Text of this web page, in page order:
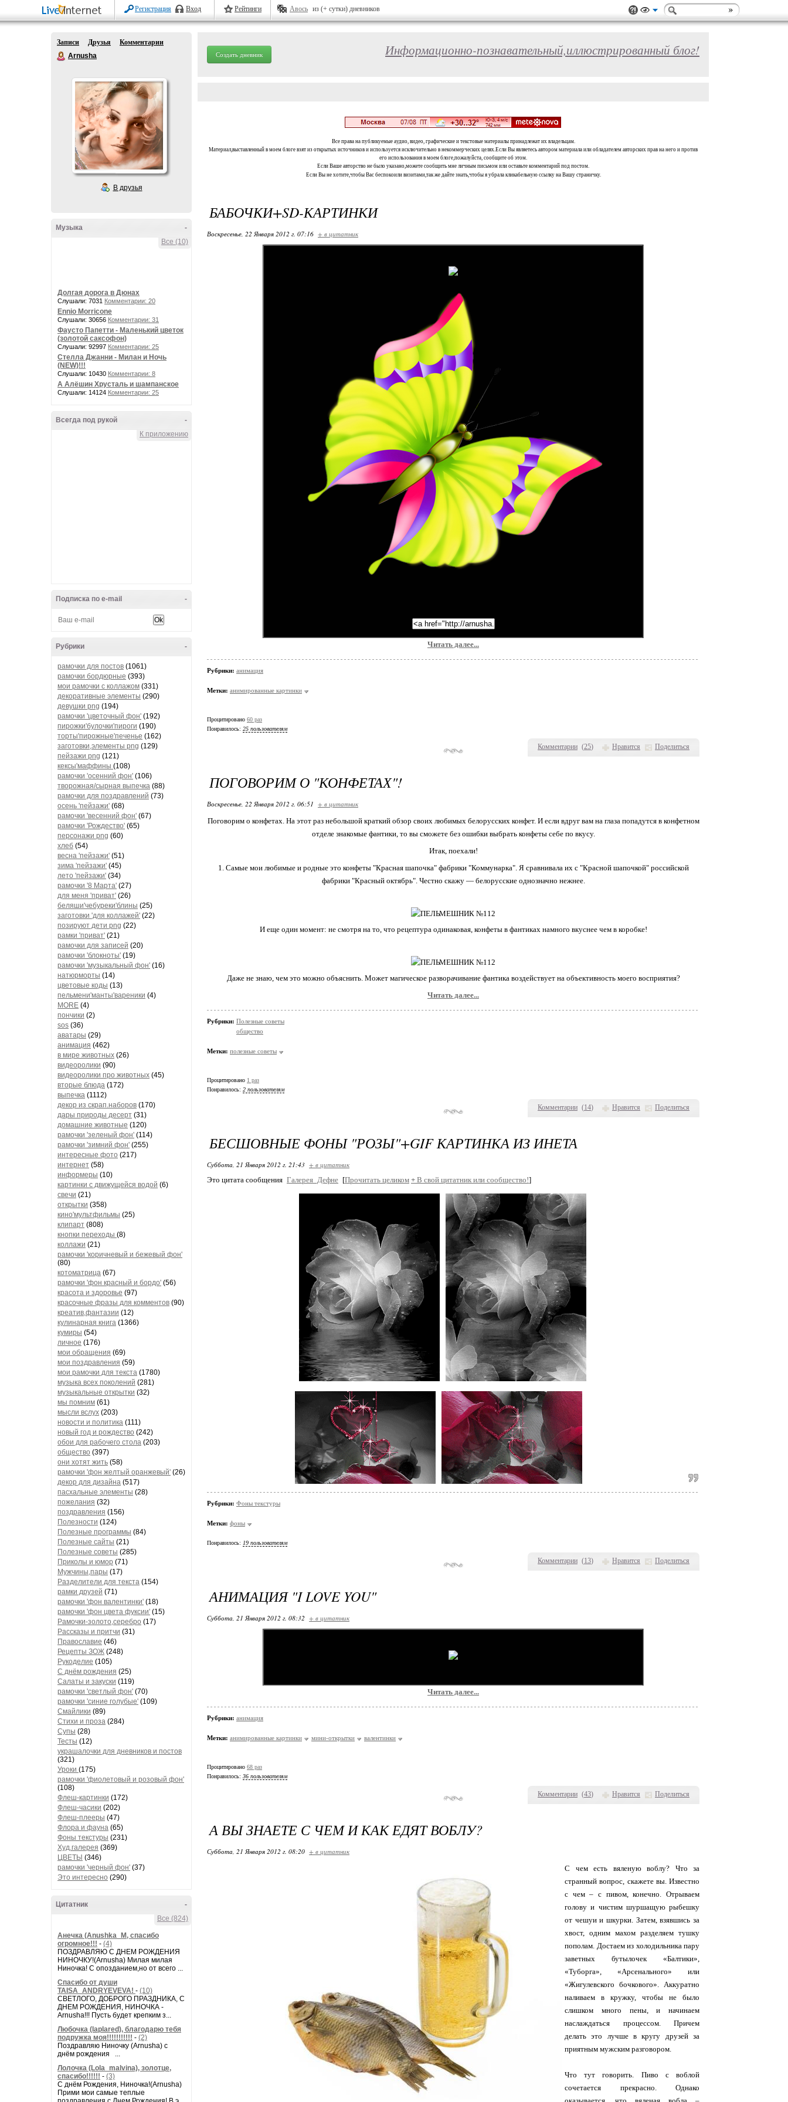
Регистрация Вход Рейтинги Авось из (+ сутки) дневников
Записи Друзья
Комментарии
Arnusha
В друзья
-
Музыка
Все (10)
Долгая дорога в Дюнах
Слушали: 7031 Комментарии: 20
Ennio Morricone
Слушали: 30656 Комментарии: 31
Фаусто Папетти - Маленький цветок
(золотой саксофон)
Слушали: 92997 Комментарии: 25
Стелла Джанни - Милан и Ночь
(NEW)!!!
Слушали: 10430 Комментарии: 8
А Алёшин Хрусталь и шампанское
Слушали: 14124 Комментарии: 25
-
Всегда под рукой
К приложению
-
Подписка по e-mail
-
Рубрики
рамочки для постов (1061)
рамочки бордюрные (393)
мои рамочки с коллажом (331)
декоративные элементы (290)
девушки png (194)
рамочки 'цветочный фон' (192)
пирожки'булочки'пироги (190)
торты'пирожные'печенье (162)
заготовки,элементы png (129)
пейзажи png (121)
кексы'маффины (108)
рамочки 'осенний фон' (106)
творожная/сырная выпечка (88)
рамочки для поздравлений (73)
осень 'пейзажи' (68)
рамочки 'весенний фон' (67)
рамочки 'Рождество' (65)
персонажи png (60)
хлеб (54)
весна 'пейзажи' (51)
зима 'пейзажи' (45)
лето 'пейзажи' (34)
рамочки '8 Марта' (27)
для меня 'приват' (26)
беляши'чебуреки'блины (25)
заготовки 'для коллажей' (22)
позируют дети png (22)
рамки 'приват' (21)
рамочки для записей (20)
рамочки 'блокноты' (19)
рамочки 'музыкальный фон' (16)
натюрморты (14)
цветовые коды (13)
пельмени'манты'вареники (4)
MORE (4)
пончики (2)
sos (36)
аватары (29)
анимация (462)
в мире животных (26)
видеоролики (90)
видеоролики про животных (45)
вторые блюда (172)
выпечка (1112)
декор из скрап.наборов (170)
дары природы десерт (31)
домашние животные (120)
рамочки 'зеленый фон' (114)
рамочки 'зимний фон' (255)
интересные фото (217)
интернет (58)
информеры (10)
картинки с движущейся водой (6)
свечи (21)
открытки (358)
кино'мультфильмы (25)
клипарт (808)
кнопки переходы (8)
коллажи (21)
рамочки 'коричневый и бежевый фон'
(80)
котоматрица (67)
рамочки 'фон красный и бордо' (56)
красота и здоровье (97)
красочные фразы для комментов (90)
креатив,фантазии (12)
кулинарная книга (1366)
кумиры (54)
личное (176)
мои обращения (69)
мои поздравления (59)
мои рамочки для текста (1780)
музыка всех поколений (281)
музыкальные открытки (32)
мы помним (61)
мысли вслух (203)
новости и политика (111)
новый год и рождество (242)
обои для рабочего стола (203)
общество (397)
они хотят жить (58)
рамочки 'фон желтый оранжевый' (26)
декор для дизайна (517)
пасхальные элементы (28)
пожелания (32)
поздравления (156)
Полезности (124)
Полезные программы (84)
Полезные сайты (21)
Полезные советы (285)
Приколы и юмор (71)
Мужчины,пары (17)
Разделители для текста (154)
рамки друзей (71)
рамочки 'фон валентинки' (18)
рамочки 'фон цвета фуксии' (15)
Рамочки-золото,серебро (17)
Рассказы и притчи (31)
Православие (46)
Рецепты ЗОЖ (248)
Рукоделие (105)
С днём рождения (25)
Салаты и закуски (119)
рамочки 'светлый фон' (70)
рамочки 'синие голубые' (109)
Смайлики (89)
Стихи и проза (284)
Супы (28)
Тесты (12)
украшалочки для дневников и постов
(321)
Уроки (175)
рамочки 'фиолетовый и розовый фон'
(108)
Флеш-картинки (172)
Флеш-часики (202)
Флеш-плееры (47)
Флора и фауна (65)
Фоны текстуры (231)
Худ.галерея (369)
ЦВЕТЫ (346)
рамочки 'черный фон' (37)
Это интересно (290)
-
Цитатник
Все (824)
Анечка (Anushka_M, спасибо
огромное!!! - (4)
ПОЗДРАВЛЯЮ С ДНЕМ РОЖДЕНИЯ
НИНОЧКУ!(Arnusha) Милая милая
Ниночка! С опозданием,но от всего ...
Спасибо от души
TAISA_ANDRYEVEVA! - (10)
СВЕТЛОГО, ДОБРОГО ПРАЗДНИКА, С
ДНЕМ РОЖДЕНИЯ, НИНОЧКА -
Arnusha!!! Пусть будет крепким з...
Любочка (laplared), благодарю тебя
подружка моя!!!!!!!!!!! - (2)
Поздравляю Ниночку (Arnusha) с
днём рождения ...
Лолочка (Lola_malvina), золотце,
спасибо!!!!!! - (3)
С днём Рождения, Ниночка!(Аrnusha)
Прими мои самые теплые
Создать дневник Информационно-познавательный,иллюстрированный блог!
Все права на публикуемые аудио, видео, графические и текстовые материалы принадлежат их владельцам.
Материал,выставленный в моем блоге взят из открытых источников и используется исключительно в некоммерческих целях.Если Вы являетесь автором материала или обладателем авторских прав на него и против
его использования в моем блоге,пожалуйста, сообщите об этом.
Если Ваше авторство не было указано,можете сообщить мне личным письмом или оставьте комментарий под постом.
Если Вы не хотите,чтобы Вас беспокоили визитами,так же дайте знать,чтобы я убрала кликабельную ссылку на Вашу страничку.
Комментарии (25) Нравится Поделиться
БАБОЧКИ+SD-КАРТИНКИ
Воскресенье, 22 Января 2012 г. 07:16 + в цитатник
Читать далее...
Рубрики: анимация
Метки: анимированные картинки
Процитировано 60 раз
Понравилось: 25 пользователям
Комментарии (14) Нравится Поделиться
ПОГОВОРИМ О "КОНФЕТАХ"!
Воскресенье, 22 Января 2012 г. 06:51 + в цитатник
Поговорим о конфетах. На этот раз небольшой краткий обзор своих любимых белорусских конфет. И если вдруг вам на глаза попадутся в конфетном
отделе знакомые фантики, то вы сможете без ошибки выбрать конфеты себе по вкусу.
Итак, поехали!
1. Самые мои любимые и родные это конфеты "Красная шапочка" фабрики "Коммунарка". Я сравнивала их с "Красной шапочкой" российской
фабрики "Красный октябрь". Честно скажу — белорусские однозначно нежнее.
И еще один момент: не смотря на то, что рецептура одинаковая, конфеты в фантиках намного вкуснее чем в коробке!
Даже не знаю, чем это можно объяснить. Может магическое разворачивание фантика воздействует на объективность моего восприятия?
Читать далее...
Рубрики: Полезные советы
общество
Метки: полезные советы
Процитировано 1 раз
Понравилось: 2 пользователям
Комментарии (13) Нравится Поделиться
БЕСШОВНЫЕ ФОНЫ "РОЗЫ"+GIF КАРТИНКА ИЗ ИНЕТА
Суббота, 21 Января 2012 г. 21:43 + в цитатник
Это цитата сообщения Галерея_Дефне [Прочитать целиком + В свой цитатник или сообщество!]
Рубрики: Фоны текстуры
Метки: фоны
Понравилось: 19 пользователям
Комментарии (43) Нравится Поделиться
АНИМАЦИЯ "I LOVE YOU"
Суббота, 21 Января 2012 г. 08:32 + в цитатник
Читать далее...
Рубрики: анимация
Метки: анимированные картинки мини-открытки валентинки
Процитировано 68 раз
Понравилось: 36 пользователям
А ВЫ ЗНАЕТЕ С ЧЕМ И КАК ЕДЯТ ВОБЛУ?
Суббота, 21 Января 2012 г. 08:20 + в цитатник
С чем есть вяленую воблу? Что за
странный вопрос, скажете вы. Известно
с чем – с пивом, конечно. Отрываем
голову и чистим шуршащую рыбешку
от чешуи и шкурки. Затем, взявшись за
хвост, одним махом разделяем тушку
пополам. Достаем из холодильника пару
заветных бутылочек «Балтики»,
«Туборга», «Арсенального» или
«Жигулевского бочкового». Аккуратно
наливаем в кружку, чтобы не было
слишком много пены, и начинаем
наслаждаться процессом. Причем
делать это лучше в кругу друзей за
приятным мужским разговором.
Что тут говорить. Пиво с воблой
сочетается прекрасно. Однако